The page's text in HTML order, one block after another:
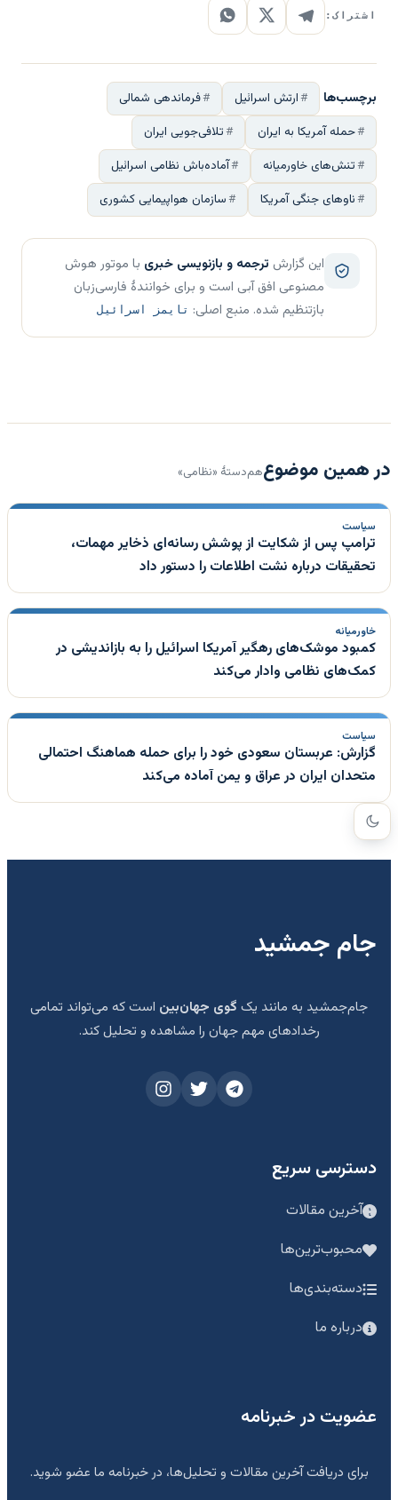
اشتراک:
برچسب‌ها ارتش اسرائیل
فرماندهی شمالی
حمله آمریکا به ایران
تلافی‌جویی ایران
تنش‌های خاورمیانه
آماده‌باش نظامی اسرائیل
ناوهای جنگی آمریکا
سازمان هواپیمایی کشوری
این گزارش ترجمه و بازنویسی خبری با موتور هوش
مصنوعی افق آبی است و برای خوانندهٔ فارسی‌زبان
بازتنظیم شده. منبع اصلی: تایمز اسرائیل
در همین موضوعهم‌دستهٔ «نظامی»
سیاست
ترامپ پس از شکایت از پوشش رسانه‌ای ذخایر مهمات،
تحقیقات درباره نشت اطلاعات را دستور داد
خاورمیانه
کمبود موشک‌های رهگیر آمریکا اسرائیل را به بازاندیشی در
کمک‌های نظامی وادار می‌کند
سیاست
گزارش: عربستان سعودی خود را برای حمله هماهنگ احتمالی
متحدان ایران در عراق و یمن آماده می‌کند
جام جمشید
جام‌جمشید به مانند یک گوی جهان‌بین است که می‌تواند تمامی
رخدادهای مهم جهان را مشاهده و تحلیل کند.
دسترسی سریع
آخرین مقالات
محبوب‌ترین‌ها
دسته‌بندی‌ها
درباره ما
عضویت در خبرنامه
برای دریافت آخرین مقالات و تحلیل‌ها، در خبرنامه ما عضو شوید.